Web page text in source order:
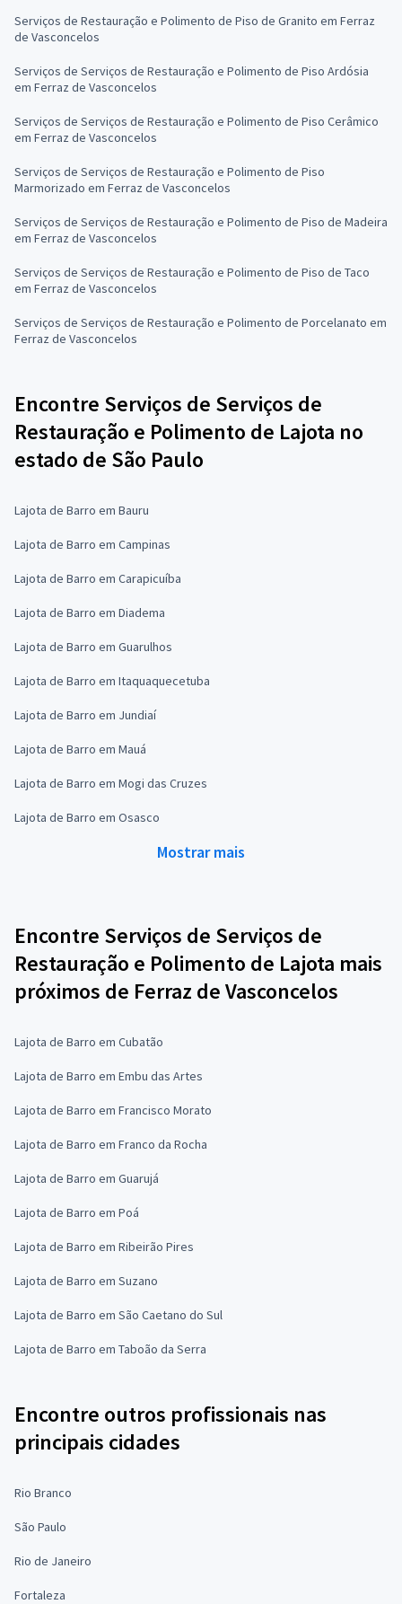
Serviços de Restauração e Polimento de Piso de Granito em Ferraz
de Vasconcelos
Serviços de Serviços de Restauração e Polimento de Piso Ardósia
em Ferraz de Vasconcelos
Serviços de Serviços de Restauração e Polimento de Piso Cerâmico
em Ferraz de Vasconcelos
Serviços de Serviços de Restauração e Polimento de Piso
Marmorizado em Ferraz de Vasconcelos
Serviços de Serviços de Restauração e Polimento de Piso de Madeira
em Ferraz de Vasconcelos
Serviços de Serviços de Restauração e Polimento de Piso de Taco
em Ferraz de Vasconcelos
Serviços de Serviços de Restauração e Polimento de Porcelanato em
Ferraz de Vasconcelos
Encontre Serviços de Serviços de
Restauração e Polimento de Lajota no
estado de São Paulo
Lajota de Barro em Bauru
Lajota de Barro em Campinas
Lajota de Barro em Carapicuíba
Lajota de Barro em Diadema
Lajota de Barro em Guarulhos
Lajota de Barro em Itaquaquecetuba
Lajota de Barro em Jundiaí
Lajota de Barro em Mauá
Lajota de Barro em Mogi das Cruzes
Lajota de Barro em Osasco
Mostrar mais
Encontre Serviços de Serviços de
Restauração e Polimento de Lajota mais
próximos de Ferraz de Vasconcelos
Lajota de Barro em Cubatão
Lajota de Barro em Embu das Artes
Lajota de Barro em Francisco Morato
Lajota de Barro em Franco da Rocha
Lajota de Barro em Guarujá
Lajota de Barro em Poá
Lajota de Barro em Ribeirão Pires
Lajota de Barro em Suzano
Lajota de Barro em São Caetano do Sul
Lajota de Barro em Taboão da Serra
Encontre outros profissionais nas
principais cidades
Rio Branco
São Paulo
Rio de Janeiro
Fortaleza